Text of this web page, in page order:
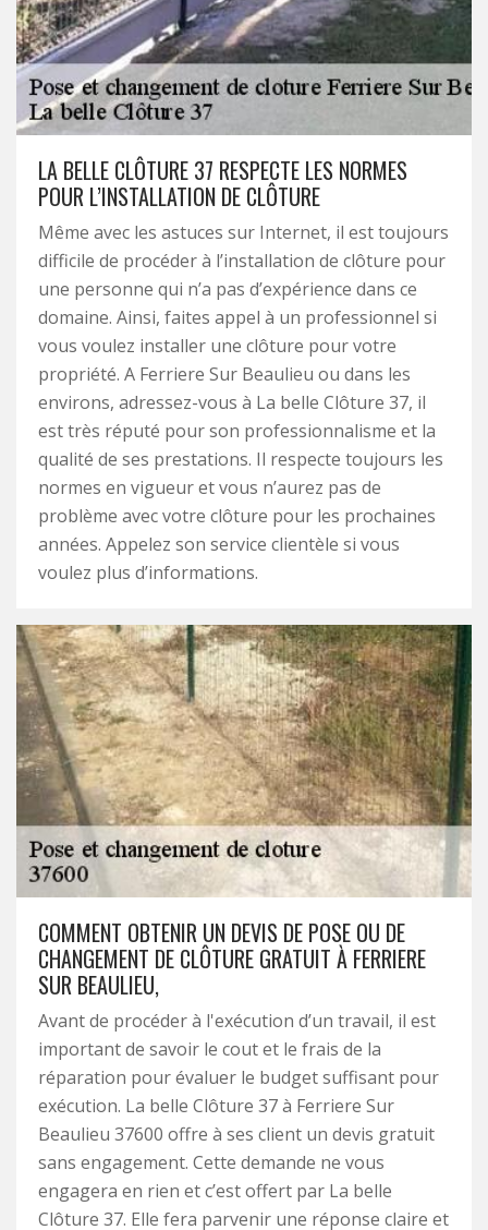
LA BELLE CLÔTURE 37 RESPECTE LES NORMES
POUR L’INSTALLATION DE CLÔTURE
Même avec les astuces sur Internet, il est toujours
difficile de procéder à l’installation de clôture pour
une personne qui n’a pas d’expérience dans ce
domaine. Ainsi, faites appel à un professionnel si
vous voulez installer une clôture pour votre
propriété. A Ferriere Sur Beaulieu ou dans les
environs, adressez-vous à La belle Clôture 37, il
est très réputé pour son professionnalisme et la
qualité de ses prestations. Il respecte toujours les
normes en vigueur et vous n’aurez pas de
problème avec votre clôture pour les prochaines
années. Appelez son service clientèle si vous
voulez plus d’informations.
COMMENT OBTENIR UN DEVIS DE POSE OU DE
CHANGEMENT DE CLÔTURE GRATUIT À FERRIERE
SUR BEAULIEU,
Avant de procéder à l'exécution d’un travail, il est
important de savoir le cout et le frais de la
réparation pour évaluer le budget suffisant pour
exécution. La belle Clôture 37 à Ferriere Sur
Beaulieu 37600 offre à ses client un devis gratuit
sans engagement. Cette demande ne vous
engagera en rien et c’est offert par La belle
Clôture 37. Elle fera parvenir une réponse claire et